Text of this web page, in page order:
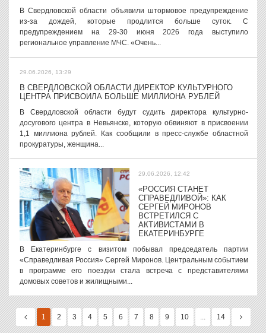
В Свердловской области объявили штормовое предупреждение
из-за дождей, которые продлится больше суток. С
предупреждением на 29-30 июня 2026 года выступило
региональное управление МЧС. «Очень...
29.06.2026, 13:29
В СВЕРДЛОВСКОЙ ОБЛАСТИ ДИРЕКТОР КУЛЬТУРНОГО
ЦЕНТРА ПРИСВОИЛА БОЛЬШЕ МИЛЛИОНА РУБЛЕЙ
В Свердловской области будут судить директора культурно-
досугового центра в Невьянске, которую обвиняют в присвоении
1,1 миллиона рублей. Как сообщили в пресс-службе областной
прокуратуры, женщина...
29.06.2026, 12:42
«РОССИЯ СТАНЕТ
СПРАВЕДЛИВОЙ»: КАК
СЕРГЕЙ МИРОНОВ
ВСТРЕТИЛСЯ С
АКТИВИСТАМИ В
ЕКАТЕРИНБУРГЕ
В Екатеринбурге с визитом побывал председатель партии
«Справедливая Россия» Сергей Миронов. Центральным событием
в программе его поездки стала встреча с представителями
домовых советов и жилищными...
1 2 3 4 5 6 7 8 9 10 ... 14